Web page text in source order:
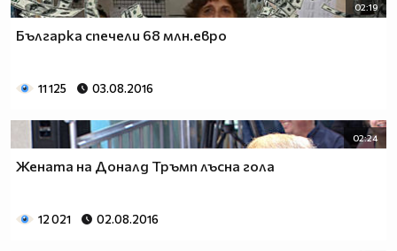
02:19
Българка спечели 68 млн.евро
11 125 03.08.2016
02:24
Жената на Доналд Тръмп лъсна гола
12 021 02.08.2016